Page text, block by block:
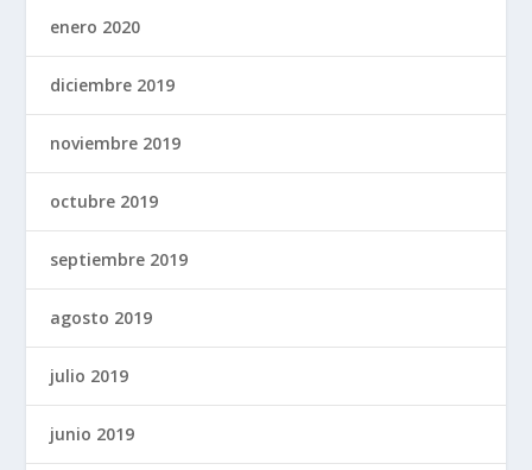
enero 2020
diciembre 2019
noviembre 2019
octubre 2019
septiembre 2019
agosto 2019
julio 2019
junio 2019